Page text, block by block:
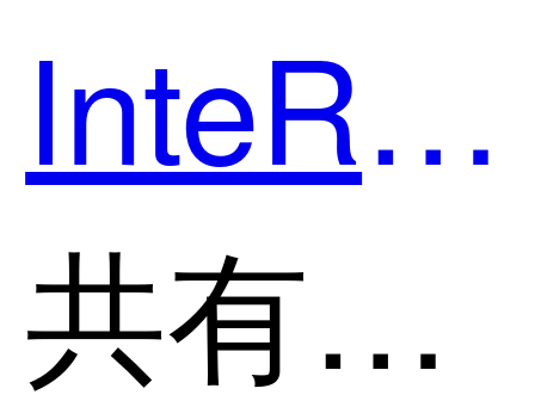
和
共有分类：产品全生命周期管理系统(PLM)